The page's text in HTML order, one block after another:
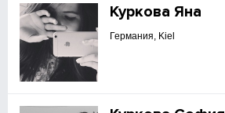
Куркова Яна
Германия, Kiel